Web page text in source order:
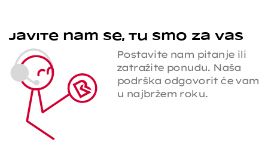
Javite nam se, tu smo za vas
Postavite nam pitanje ili
zatražite ponudu. Naša
podrška odgovorit će vam
u najbržem roku.